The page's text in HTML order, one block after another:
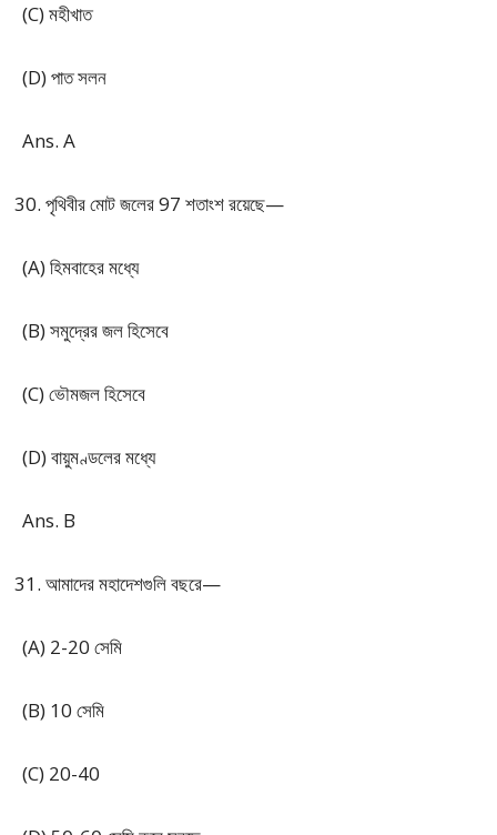
(C) মহীখাত
(D) পাত সলন
Ans. A
পৃথিবীর মোট জলের 97 শতাংশ রয়েছে—
(A) হিমবাহের মধ্যে
(B) সমুদ্রের জল হিসেবে
(C) ভৌমজল হিসেবে
(D) বায়ুমণ্ডলের মধ্যে
Ans. B
আমাদের মহাদেশগুলি বছরে—
(A) 2-20 সেমি
(B) 10 সেমি
(C) 20-40